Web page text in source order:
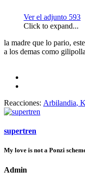
Ver el adjunto 593
Click to expand...
la madre que lo pario,
a los demas como
Reacciones: Arbilandia,
supertren
My love is not a Ponzi
Admin